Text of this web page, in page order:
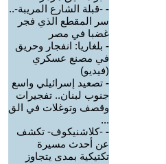
- -قبلة الشارع المريبة-..
سر المقطع الذي فجر
غضبا في مصر
- بلغاريا: انفجار وحريق
في مصنع عسكري
(فيديو)
- تصعيد إسرائيلي واسع
جنوب لبنان.. تفجيرات
وقصف وتوغلات في الق
...
- -كلاشنيكوف- تكشف
عن أحدث مسيرة
تكتيكية بمدى يتجاوز